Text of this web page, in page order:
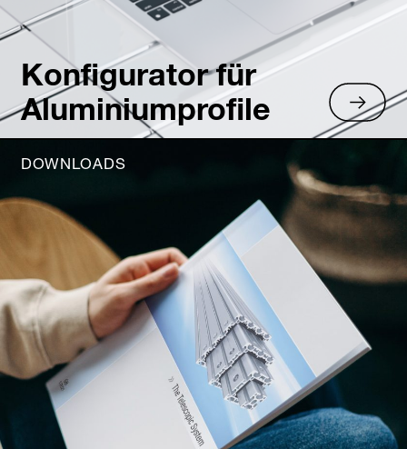
Konfigurator für
Aluminiumprofile
DOWNLOADS